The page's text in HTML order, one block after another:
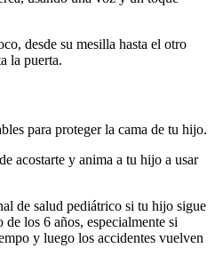
desde su mesilla hasta el otro
la puerta.
para proteger la cama de tu hijo.
acostarte y anima a tu hijo a usar
de salud pediátrico si tu hijo sigue
los 6 años, especialmente si
y luego los accidentes vuelven